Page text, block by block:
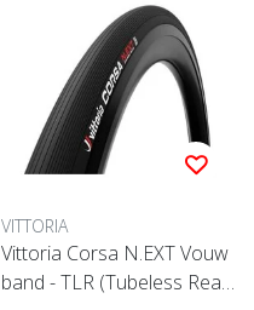
VITTORIA
Vittoria Corsa N.EXT Vouw
band - TLR (Tubeless Read